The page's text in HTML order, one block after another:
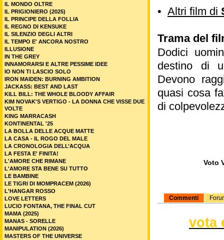
• Altri film di
Trama del
Dodici
destino di
Devono
quasi cosa
di
Voto
Commenti
vota
IL MONDO OLTRE
IL PRIGIONIERO (2025)
IL PRINCIPE DELLA FOLLIA
IL REGNO DI KENSUKE
IL SILENZIO DEGLI ALTRI
IL TEMPO E' ANCORA NOSTRO
ILLUSIONE
IN THE GREY
INNAMORARSI E ALTRE PESSIME IDEE
IO NON TI LASCIO SOLO
IRON MAIDEN: BURNING AMBITION
JACKASS: BEST AND LAST
KILL BILL: THE WHOLE BLOODY AFFAIR
KIM NOVAK'S VERTIGO - LA DONNA CHE VISSE DUE
VOLTE
KING MARRACASH
KONTINENTAL '25
LA BOLLA DELLE ACQUE MATTE
LA CASA - IL ROGO DEL MALE
LA CRONOLOGIA DELL’ACQUA
LA FESTA E' FINITA!
L'AMORE CHE RIMANE
L'AMORE STA BENE SU TUTTO
LE BAMBINE
LE TIGRI DI MOMPRACEM (2026)
L'HANGAR ROSSO
LOVE LETTERS
LUCIO FONTANA, THE FINAL CUT
MAMA (2025)
MANAS - SORELLE
MANIPULATION (2026)
MASTERS OF THE UNIVERSE